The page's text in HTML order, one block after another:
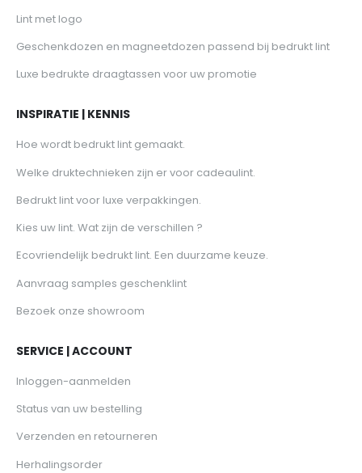
Lint met logo
Geschenkdozen en magneetdozen passend bij bedrukt lint
Luxe bedrukte draagtassen voor uw promotie
INSPIRATIE | KENNIS
Hoe wordt bedrukt lint gemaakt.
Welke druktechnieken zijn er voor cadeaulint.
Bedrukt lint voor luxe verpakkingen.
Kies uw lint. Wat zijn de verschillen ?
Ecovriendelijk bedrukt lint. Een duurzame keuze.
Aanvraag samples geschenklint
Bezoek onze showroom
SERVICE | ACCOUNT
Inloggen-aanmelden
Status van uw bestelling
Verzenden en retourneren
Herhalingsorder